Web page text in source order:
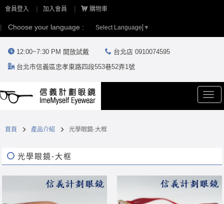
會員登入 加入會員 購物車
Choose your language : Select Language ▼
12:00~7:30 PM 開放試戴
台北店 0910074595
台北市信義區忠孝東路四段553巷52弄1號
首頁 產品介紹 光學眼鏡-大框
光學眼鏡-大框